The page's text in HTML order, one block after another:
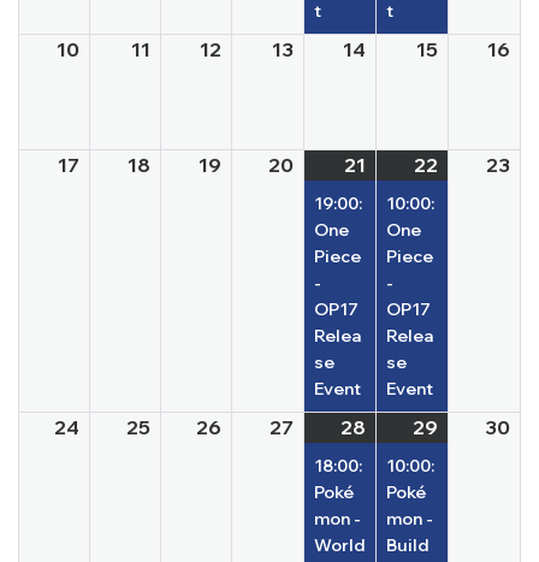
t
t
10 11 12 13 14 15 16
17 18 19 20 21
19:00:
One
Piece
-
OP17
Relea
se
Event
22
10:00:
One
Piece
-
OP17
Relea
se
Event
23
24 25 26 27 28
18:00:
Poké
mon -
World
29
10:00:
Poké
mon -
Build
30